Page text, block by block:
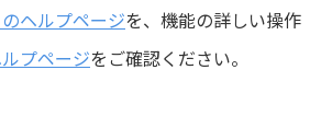
ヘルプページを、機能の詳しい操作
プページをご確認ください。